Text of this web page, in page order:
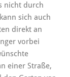
nicht durch
sich auch
direkt an
vorbei
einer Straße,